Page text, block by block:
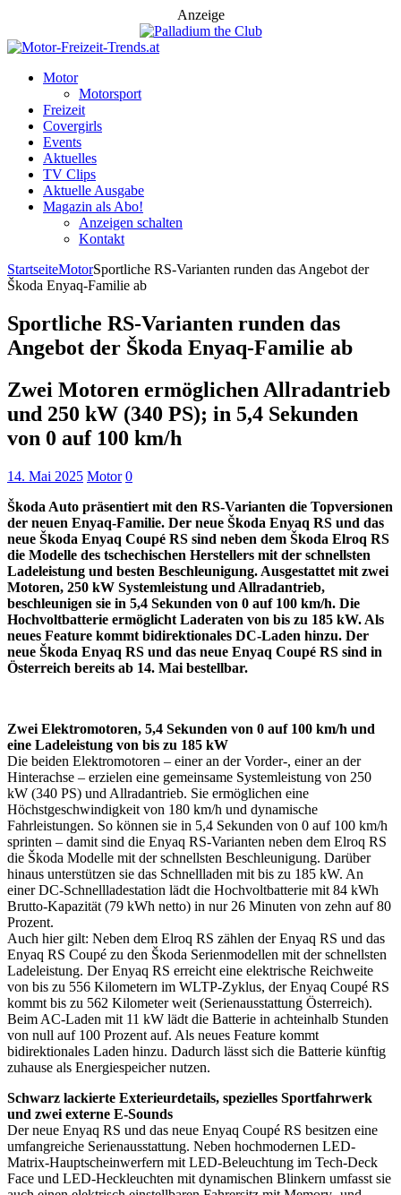
Anzeige
Motor
Motorsport
Freizeit
Covergirls
Events
Aktuelles
TV Clips
Aktuelle Ausgabe
Magazin als Abo!
Anzeigen schalten
Kontakt
StartseiteMotorSportliche RS-Varianten runden das Angebot der
Škoda Enyaq-Familie ab
Sportliche RS-Varianten runden das
Angebot der Škoda Enyaq-Familie ab
Zwei Motoren ermöglichen Allradantrieb
und 250 kW (340 PS); in 5,4 Sekunden
von 0 auf 100 km/h
14. Mai 2025 Motor 0
Škoda Auto präsentiert mit den RS-Varianten die Topversionen
der neuen Enyaq-Familie. Der neue Škoda Enyaq RS und das
neue Škoda Enyaq Coupé RS sind neben dem Škoda Elroq RS
die Modelle des tschechischen Herstellers mit der schnellsten
Ladeleistung und besten Beschleunigung. Ausgestattet mit zwei
Motoren, 250 kW Systemleistung und Allradantrieb,
beschleunigen sie in 5,4 Sekunden von 0 auf 100 km/h. Die
Hochvoltbatterie ermöglicht Laderaten von bis zu 185 kW. Als
neues Feature kommt bidirektionales DC-Laden hinzu. Der
neue Škoda Enyaq RS und das neue Enyaq Coupé RS sind in
Österreich bereits ab 14. Mai bestellbar.
Zwei Elektromotoren, 5,4 Sekunden von 0 auf 100 km/h und
eine Ladeleistung von bis zu 185 kW
Die beiden Elektromotoren – einer an der Vorder-, einer an der
Hinterachse – erzielen eine gemeinsame Systemleistung von 250
kW (340 PS) und Allradantrieb. Sie ermöglichen eine
Höchstgeschwindigkeit von 180 km/h und dynamische
Fahrleistungen. So können sie in 5,4 Sekunden von 0 auf 100 km/h
sprinten – damit sind die Enyaq RS-Varianten neben dem Elroq RS
die Škoda Modelle mit der schnellsten Beschleunigung. Darüber
hinaus unterstützen sie das Schnellladen mit bis zu 185 kW. An
einer DC-Schnellladestation lädt die Hochvoltbatterie mit 84 kWh
Brutto-Kapazität (79 kWh netto) in nur 26 Minuten von zehn auf 80
Prozent.
Auch hier gilt: Neben dem Elroq RS zählen der Enyaq RS und das
Enyaq RS Coupé zu den Škoda Serienmodellen mit der schnellsten
Ladeleistung. Der Enyaq RS erreicht eine elektrische Reichweite
von bis zu 556 Kilometern im WLTP-Zyklus, der Enyaq Coupé RS
kommt bis zu 562 Kilometer weit (Serienausstattung Österreich).
Beim AC-Laden mit 11 kW lädt die Batterie in achteinhalb Stunden
von null auf 100 Prozent auf. Als neues Feature kommt
bidirektionales Laden hinzu. Dadurch lässt sich die Batterie künftig
zuhause als Energiespeicher nutzen.
Schwarz lackierte Exterieurdetails, spezielles Sportfahrwerk
und zwei externe E-Sounds
Der neue Enyaq RS und das neue Enyaq Coupé RS besitzen eine
umfangreiche Serienausstattung. Neben hochmodernen LED-
Matrix-Hauptscheinwerfern mit LED-Beleuchtung im Tech-Deck
Face und LED-Heckleuchten mit dynamischen Blinkern umfasst sie